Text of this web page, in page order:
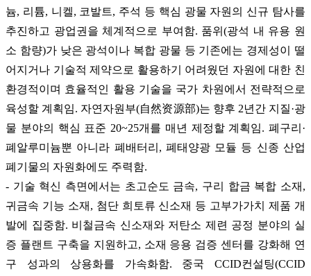
늄, 리튬, 니켈, 코발트, 주석 등 핵심 광물 자원의 신규 탐사를
추진하고 광업권을 체계적으로 부여함. 품위(광석 내 유용 원
소 함량)가 낮은 광석이나 복합 광물 등 기존에는 경제성이 떨
어지거나 기술적 제약으로 활용하기 어려웠던 자원에 대한 친
환경적이며 효율적인 활용 기술을 국가 차원에서 전략적으로
육성할 계획임. 자연자원부(自然资源部)는 향후 2년간 지질·광
물 분야의 핵심 표준 20~25개를 매년 제정할 계획임. 폐구리·
폐알루미늄뿐 아니라 폐배터리, 폐태양광 모듈 등 신종 산업
폐기물의 자원화에도 주력함.
- 기술 혁신 측면에서는 초고순도 금속, 구리 합금 복합 소재,
귀금속 기능 소재, 첨단 희토류 신소재 등 고부가가치 제품 개
발에 집중함. 비철금속 신소재와 저탄소 제련 공정 분야의 실
증 플랜트 구축을 지원하고, 소재 응용 검증 센터를 강화해 연
구 성과의 상용화를 가속화함. 중국 CCID컨설팅(CCID